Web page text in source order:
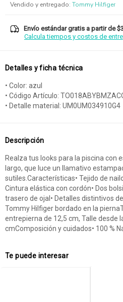
Vendido y entregado: Tommy Hilfiger
Envío estándar gratis a partir de
Calcula tiempos y costos de
Detalles y ficha técnica
• Color: azul
• Código Artículo:
• Detalle material: UM0UM034910G4
Descripción
Realza tus looks para la piscina con
largo, que luce un llamativo
sutiles.Características• Tejido de
Cintura elástica con cordón• Dos
trasero de ojal• Detalles distintivos
Tommy Hilfiger bordado en la
entrepierna de 12,5 cm, Talle desde
cmComposición y cuidados• 100 %
Te puede interesar